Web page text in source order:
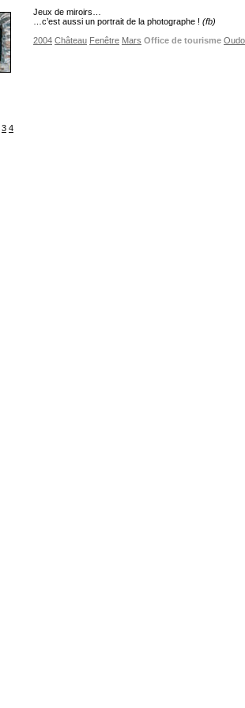
Jeux de miroirs…
…c’est aussi un portrait de la photographe ! (fb)
2004 Château Fenêtre Mars Office de tourisme
3 4